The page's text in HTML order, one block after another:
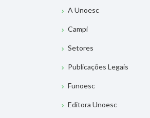
A Unoesc
Campi
Setores
Publicações Legais
Funoesc
Editora Unoesc